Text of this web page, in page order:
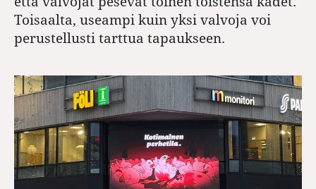
Toisaalta, useampi kuin yksi valvoja voi
perustellusti tarttua tapaukseen.